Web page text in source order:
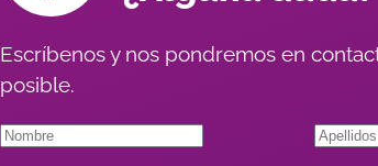
Escríbenos y nos pondremos en
posible.